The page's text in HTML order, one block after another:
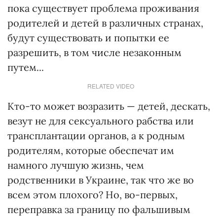
пока существует проблема проживания
родителей и детей в различных странах,
будут существовать и попытки ее
разрешить, в том числе незаконным
путем...
RELATED VIDEO
Кто-то может возразить — детей, дескать,
везут не для сексуального рабства или
трансплантации органов, а к родным
родителям, которые обеспечат им
намного лучшую жизнь, чем
родственники в Украине, так что же во
всем этом плохого? Но, во-первых,
переправка за границу по фальшивым